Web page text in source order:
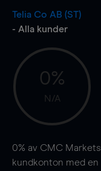
Telia Co AB (ST)
- Alla kunder
0%
N/A
0% av CMC Markets
kundkonton med en